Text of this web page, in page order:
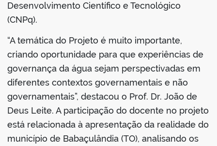
Desenvolvimento Científico e Tecnológico
(CNPq).
“A temática do Projeto é muito importante,
criando oportunidade para que experiências de
governança da água sejam perspectivadas em
diferentes contextos governamentais e não
governamentais”, destacou o Prof. Dr. João de
Deus Leite. A participação do docente no projeto
está relacionada à apresentação da realidade do
município de Babaçulândia (TO), analisando os